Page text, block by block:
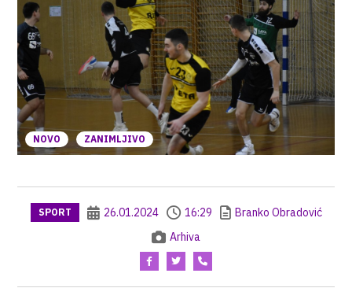
NOVO ZANIMLJIVO
SPORT 26.01.2024 16:29
Branko Obradović
Arhiva